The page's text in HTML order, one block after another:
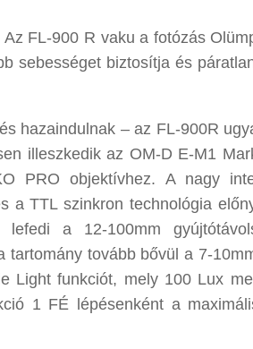
FL-900 R vaku a fotózás
sebességet biztosítja és
hazaindulnak – az FL-900R
illeszkedik az OM-D E-M1
PRO objektívhez. A nagy
a TTL szinkron technológia
a 12-100mm
tovább bővül a 7-
Light funkciót, mely 100 Lux
1 FÉ lépésenként a